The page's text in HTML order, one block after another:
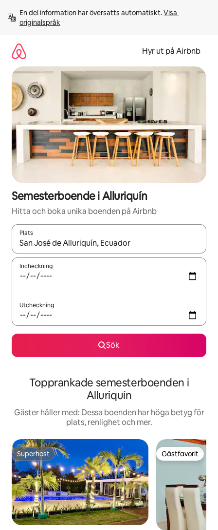
innehåll
En del information har översatts automatiskt. Visa
originalspråk
Hyr ut på Airbnb
Semesterboende i Alluriquín
Hitta och boka unika boenden på Airbnb
Plats
När resultaten är tillgängliga kan du navigera med upp- och
Incheckning
Utcheckning
Sök
Topprankade semesterboenden i
Alluriquín
Gäster håller med: Dessa boenden har höga betyg för
plats, renlighet och mer.
Superhost
Superhost Gästfavorit
Gästfavorit